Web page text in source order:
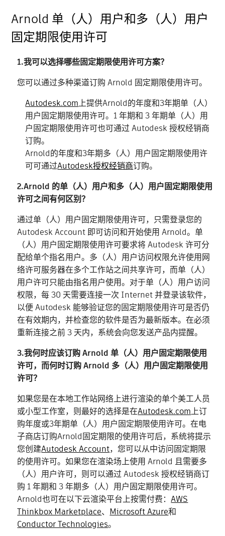
Arnold 单（人）用户和多（人）用户
固定期限使用许可
1.我可以选择哪些固定期限使用许可方案？
您可以通过多种渠道订购 Arnold 固定期限使用许可。
Autodesk.com上提供Arnold的年度和3年期单（人）
用户固定期限使用许可。1 年期和 3 年期单（人）用
户固定期限使用许可也可通过 Autodesk 授权经销商
订购。
Arnold的年度和3年期多（人）用户固定期限使用许
可可通过Autodesk授权经销商订购。
2.Arnold 的单（人）用户和多（人）用户固定期限使用
许可之间有何区别？
通过单（人）用户固定期限使用许可，只需登录您的
Autodesk Account 即可访问和开始使用 Arnold。单
（人）用户固定期限使用许可要求将 Autodesk 许可分
配给单个指名用户。多（人）用户访问权限允许使用网
络许可服务器在多个工作站之间共享许可，而单（人）
用户许可只能由指名用户使用。对于单（人）用户访问
权限，每 30 天需要连接一次 Internet 并登录该软件，
以便 Autodesk 能够验证您的固定期限使用许可是否仍
在有效期内，并检查您的软件是否为最新版本。在必须
重新连接之前 3 天内，系统会向您发送产品内提醒。
3.我何时应该订购 Arnold 单（人）用户固定期限使用
许可，而何时订购 Arnold 多（人）用户固定期限使用
许可？
如果您是在本地工作站网络上进行渲染的单个美工人员
或小型工作室，则最好的选择是在Autodesk.com上订
购年度或3年期单（人）用户固定期限使用许可。在电
子商店订购Arnold固定期限的使用许可后，系统将提示
您创建Autodesk Account，您可以从中访问固定期限
的使用许可。如果您在渲染场上使用 Arnold 且需要多
（人）用户许可，则可以通过 Autodesk 授权经销商订
购 1 年期和 3 年期多（人）用户固定期限使用许可。
Arnold也可在以下云渲染平台上按需付费：AWS
Thinkbox Marketplace、 Microsoft Azure和
Conductor Technologies。